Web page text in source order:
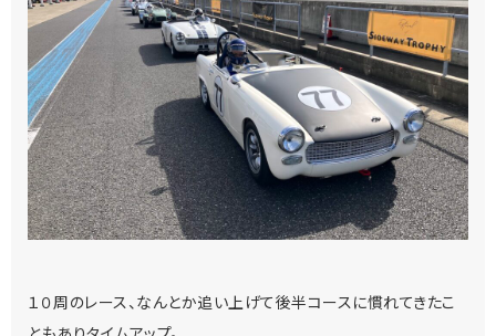
１０周のレース、なんとか追い上げて後半コースに慣れてきたこ